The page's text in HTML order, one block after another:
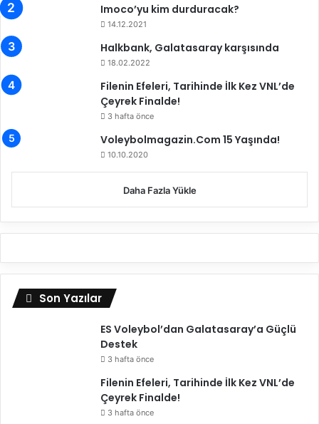
b
t
ü
n
s
l
e
a
z
y
Imoco’yu kim durduracak?
14.12.2021
Halkbank, Galatasaray karşısında
18.02.2022
Filenin Efeleri, Tarihinde İlk Kez VNL’de
Çeyrek Finalde!
3 hafta önce
Voleybolmagazin.Com 15 Yaşında!
10.10.2020
Daha Fazla Yükle
Son Yazılar
ES Voleybol’dan Galatasaray’a Güçlü
Destek
3 hafta önce
Filenin Efeleri, Tarihinde İlk Kez VNL’de
Çeyrek Finalde!
3 hafta önce